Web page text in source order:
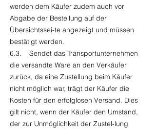
werden dem Käufer zudem auch vor
Abgabe der Bestellung auf der
Übersichtssei-te angezeigt und müssen
bestätigt werden.
6.3. Sendet das Transportunternehmen
die versandte Ware an den Verkäufer
zurück, da eine Zustellung beim Käufer
nicht möglich war, trägt der Käufer die
Kosten für den erfolglosen Versand. Dies
gilt nicht, wenn der Käufer den Umstand,
der zur Unmöglichkeit der Zustel-lung